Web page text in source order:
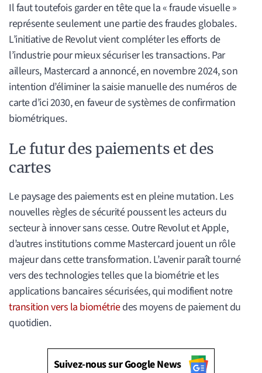
Il faut toutefois garder en tête que la « fraude visuelle »
représente seulement une partie des fraudes globales.
L’initiative de Revolut vient compléter les efforts de
l’industrie pour mieux sécuriser les transactions. Par
ailleurs, Mastercard a annoncé, en novembre 2024, son
intention d’éliminer la saisie manuelle des numéros de
carte d’ici 2030, en faveur de systèmes de confirmation
biométriques.
Le futur des paiements et des
cartes
Le paysage des paiements est en pleine mutation. Les
nouvelles règles de sécurité poussent les acteurs du
secteur à innover sans cesse. Outre Revolut et Apple,
d’autres institutions comme Mastercard jouent un rôle
majeur dans cette transformation. L’avenir paraît tourné
vers des technologies telles que la biométrie et les
applications bancaires sécurisées, qui modifient notre
transition vers la biométriedes moyens de paiement du
quotidien.
Suivez-nous sur Google News